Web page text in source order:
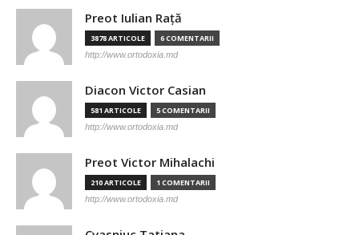
Preot Iulian Raţă
3878 ARTICOLE 6 COMENTARII
http://www.ortodoxia.md
Diacon Victor Casian
581 ARTICOLE 5 COMENTARII
http://www.ortodoxia.md
Preot Victor Mihalachi
210 ARTICOLE 1 COMENTARII
http://www.ortodoxia.md